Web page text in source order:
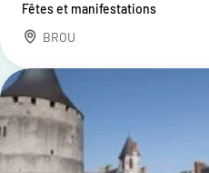
Fêtes et manifestations
BROU